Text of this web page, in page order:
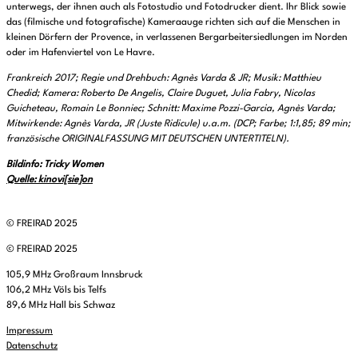
unterwegs, der ihnen auch als Fotostudio und Fotodrucker dient. Ihr Blick sowie
das (filmische und fotografische) Kameraauge richten sich auf die Menschen in
kleinen Dörfern der Provence, in verlassenen Bergarbeitersiedlungen im Norden
oder im Hafenviertel von Le Havre.
Frankreich 2017; Regie und Drehbuch: Agnès Varda & JR; Musik: Matthieu
Chedid; Kamera: Roberto De Angelis, Claire Duguet, Julia Fabry, Nicolas
Guicheteau, Romain Le Bonniec; Schnitt: Maxime Pozzi-Garcia, Agnès Varda;
Mitwirkende: Agnès Varda, JR (Juste Ridicule) u.a.m. (DCP; Farbe; 1:1,85; 89 min;
französische ORIGINALFASSUNG MIT DEUTSCHEN UNTERTITELN).
Bildinfo: Tricky Women
Quelle: kinovi[sie]on
© FREIRAD 2025
© FREIRAD 2025
105,9 MHz Großraum Innsbruck
106,2 MHz Völs bis Telfs
89,6 MHz Hall bis Schwaz
Impressum
Datenschutz